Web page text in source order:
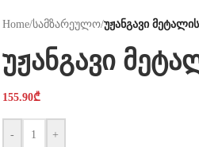
Home/სამზარეულო/უჟანგავი
უჟანგავი
155.90₾
- +